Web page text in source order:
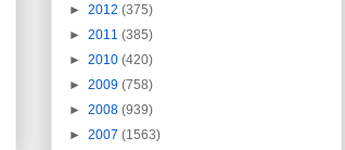
► 2012 (375)
► 2011 (385)
► 2010 (420)
► 2009 (758)
► 2008 (939)
► 2007 (1563)